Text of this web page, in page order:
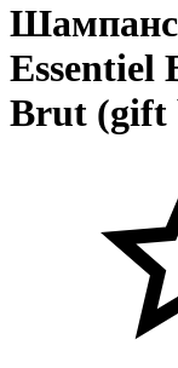
Essentiel
Brut (gift